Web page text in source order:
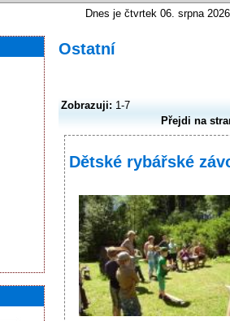
Dnes je čtvrtek 06. srpna
Ostatní
Zobrazuji: 1-7
Přejdi na
Dětské rybářské